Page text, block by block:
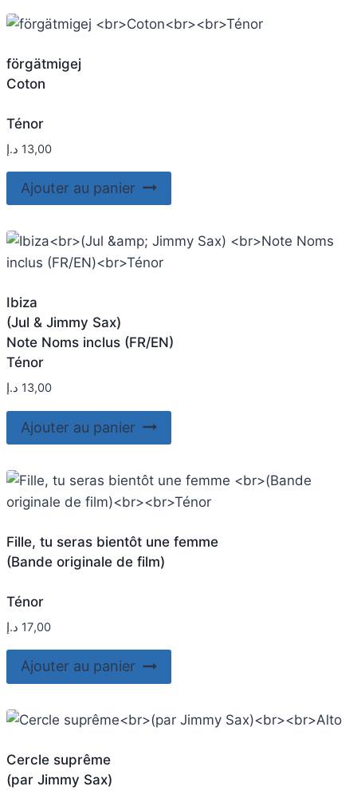
förgätmigej
Coton
Ténor
13,00 د.إ
Ajouter au panier
Ibiza
(Jul & Jimmy Sax)
Note Noms inclus (FR/EN)
Ténor
13,00 د.إ
Ajouter au panier
Fille, tu seras bientôt une femme
(Bande originale de film)
Ténor
17,00 د.إ
Ajouter au panier
Cercle suprême
(par Jimmy Sax)